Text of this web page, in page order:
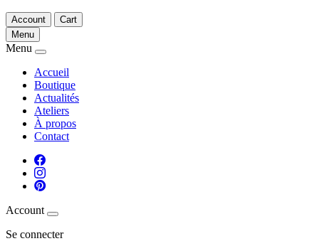
Account
Cart
Menu
Menu
Accueil
Boutique
Actualités
Ateliers
À propos
Contact
Account
Se connecter